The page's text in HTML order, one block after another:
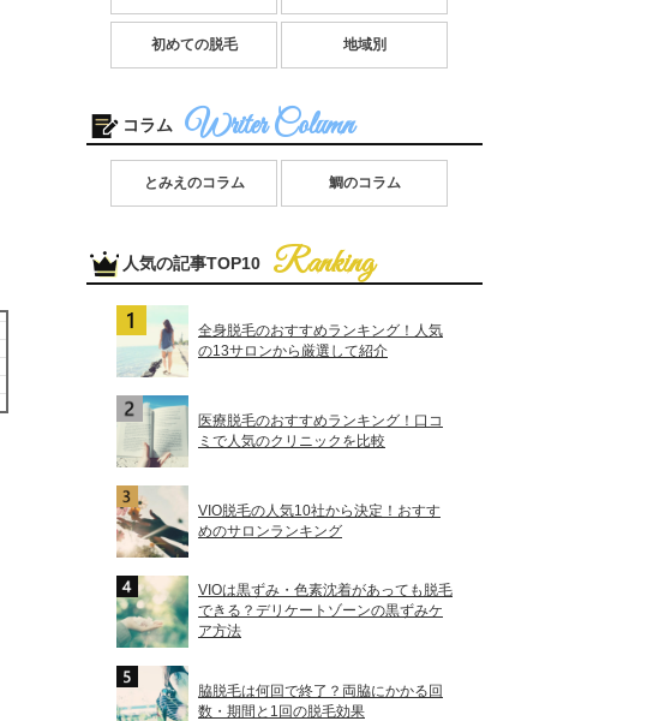
初めての脱毛 地域別
コラム
とみえのコラム 鯛のコラム
人気の記事TOP10
全身脱毛のおすすめランキング！人気
の13サロンから厳選して紹介
医療脱毛のおすすめランキング！口コ
ミで人気のクリニックを比較
VIO脱毛の人気10社から決定！おすす
めのサロンランキング
VIOは黒ずみ・色素沈着があっても脱毛
できる？デリケートゾーンの黒ずみケ
ア方法
脇脱毛は何回で終了？両脇にかかる回
数・期間と1回の脱毛効果